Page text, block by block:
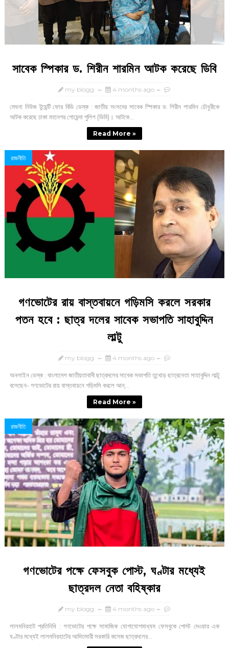
সাবেক স্পিকার ড. শিরীন শারমিন আটক করেছে ডিবি
my blogg 4 months ago
মেঘনা নিউজ টুয়েন্টি ফোর বিডি ডেস্ক : জাতীয় সংসদের সাবেক স্পিকার ড. শিরীন শারমিন চৌধুরীকে
আটক করেছে ঢাকা মহানগর গোয়েন্দা পুলিশ (ডিবি)। আটকে...
Read More »
রাজনীতি
গণভোটের রায় বাস্তবায়নে গড়িমসি করলে সরকার
পতন হবে : ছাত্র দলের সাবেক সভাপতি সাহাবুদ্দিন
লাল্টু
my blogg 4 months ago
অনলাইন ডেস্ক : বাংলাদেশ জাতীয়তাবাদী ছাত্রদলের সাবেক সভাপতি তুখোড় ছাত্রনেতা সাহাবুদ্দিন লাল্টু
বলেছেন- গণভোটের রায় বাস্তবায়নে গড়িমসি করলে আন্...
Read More »
রাজনীতি
গণভোটের পক্ষে ফেসবুক পোস্ট, ঘণ্টার মধ্যেই
ছাত্রদল নেতা বহিষ্কার
my blogg 4 months ago
লালমনিরহাট প্রতিনিধি : গণভোটের পক্ষে সামাজিক যোগাযোগমাধ্যম ফেসবুকে পোস্ট দেওয়ার এক
ঘণ্টার মধ্যেই লালমনিরহাটের আদিতমারী সরকারি কলেজ ছাত্রদলের...